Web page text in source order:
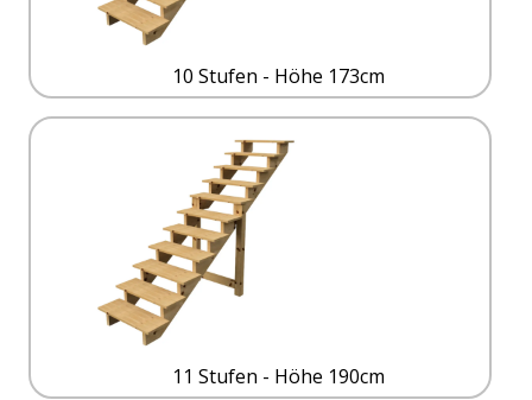
10 Stufen - Höhe 173cm
11 Stufen - Höhe 190cm